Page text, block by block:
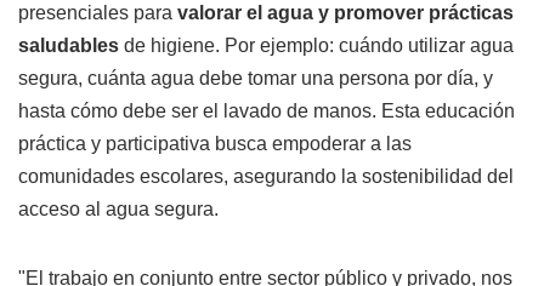
presenciales para valorar el agua y promover prácticas
saludables de higiene. Por ejemplo: cuándo utilizar agua
segura, cuánta agua debe tomar una persona por día, y
hasta cómo debe ser el lavado de manos. Esta educación
práctica y participativa busca empoderar a las
comunidades escolares, asegurando la sostenibilidad del
acceso al agua segura.
"El trabajo en conjunto entre sector público y privado, nos